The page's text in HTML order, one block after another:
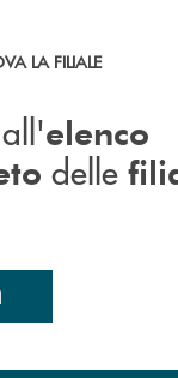
completo
LA FILIALE
elenco
delle